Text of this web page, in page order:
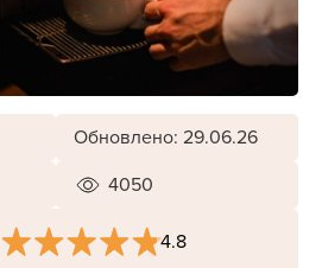
Обновлено: 29.06.26
4050
4.8